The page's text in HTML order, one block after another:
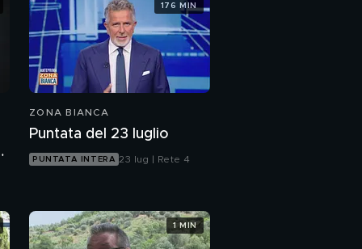
ZONA BIANCA
Puntata del 23 luglio
PUNTATA INTERA 23 lug | Rete 4
176 MIN
1 MIN